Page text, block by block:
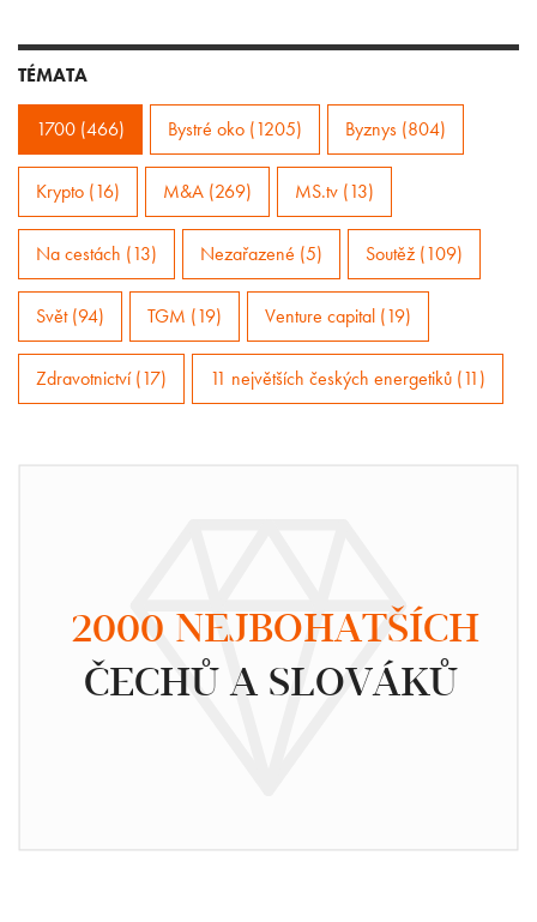
TÉMATA
1700 (466) Bystré oko (1205) Byznys (804)
Krypto (16) M&A (269) MS.tv (13)
Na cestách (13) Nezařazené (5) Soutěž (109)
Svět (94) TGM (19) Venture capital (19)
Zdravotnictví (17) 11 největších českých energetiků (11)
2000 NEJBOHATŠÍCH
ČECHŮ A SLOVÁKŮ